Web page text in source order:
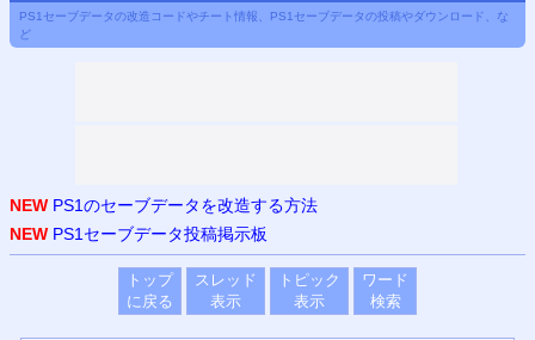
PS1セーブデータの改造コードやチート情報、PS1セーブデータの投稿やダウンロード、な
ど
NEW PS1のセーブデータを改造する方法
NEW PS1セーブデータ投稿掲示板
トップ
に戻る
スレッド
表示
トピック
表示
ワード
検索